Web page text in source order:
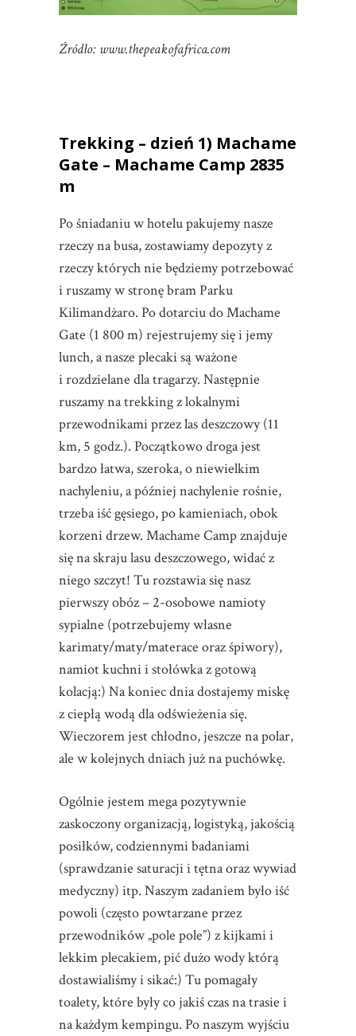
Źródło: www.thepeakofafrica.com
Trekking – dzień 1) Machame
Gate – Machame Camp 2835
m
Po śniadaniu w hotelu pakujemy nasze
rzeczy na busa, zostawiamy depozyty z
rzeczy których nie będziemy potrzebować
i ruszamy w stronę bram Parku
Kilimandżaro. Po dotarciu do Machame
Gate (1 800 m) rejestrujemy się i jemy
lunch, a nasze plecaki są ważone
i rozdzielane dla tragarzy. Następnie
ruszamy na trekking z lokalnymi
przewodnikami przez las deszczowy (11
km, 5 godz.). Początkowo droga jest
bardzo łatwa, szeroka, o niewielkim
nachyleniu, a później nachylenie rośnie,
trzeba iść gęsiego, po kamieniach, obok
korzeni drzew. Machame Camp znajduje
się na skraju lasu deszczowego, widać z
niego szczyt! Tu rozstawia się nasz
pierwszy obóz – 2-osobowe namioty
sypialne (potrzebujemy własne
karimaty/maty/materace oraz śpiwory),
namiot kuchni i stołówka z gotową
kolacją:) Na koniec dnia dostajemy miskę
z ciepłą wodą dla odświeżenia się.
Wieczorem jest chłodno, jeszcze na polar,
ale w kolejnych dniach już na puchówkę.
Ogólnie jestem mega pozytywnie
zaskoczony organizacją, logistyką, jakością
posiłków, codziennymi badaniami
(sprawdzanie saturacji i tętna oraz wywiad
medyczny) itp. Naszym zadaniem było iść
powoli (często powtarzane przez
przewodników „pole pole”) z kijkami i
lekkim plecakiem, pić dużo wody którą
dostawialiśmy i sikać:) Tu pomagały
toalety, które były co jakiś czas na trasie i
na każdym kempingu. Po naszym wyjściu